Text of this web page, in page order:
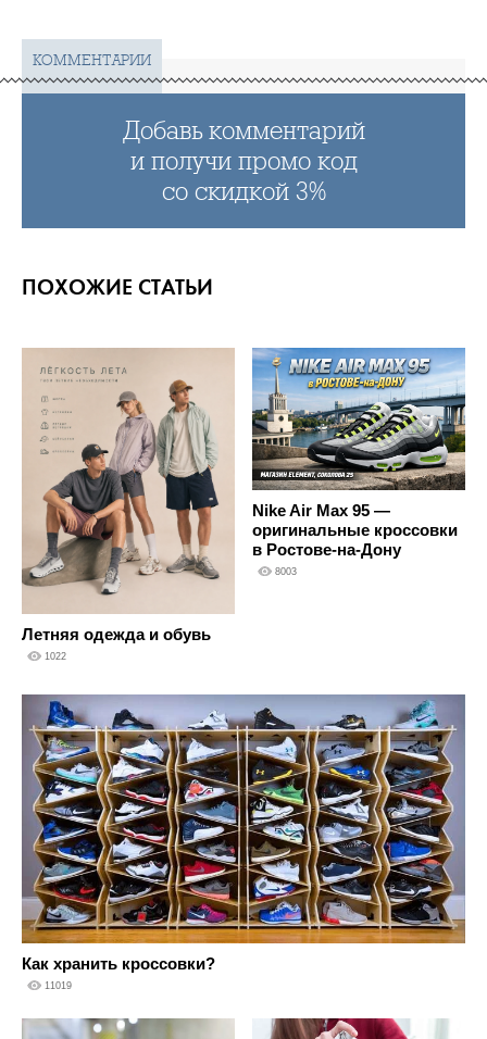
КОММЕНТАРИИ
Добавь комментарий
и получи промо код
со скидкой 3%
ПОХОЖИЕ СТАТЬИ
Летняя одежда и обувь
1022
Nike Air Max 95 —
оригинальные кроссовки
в Ростове-на-Дону
8003
Как хранить кроссовки?
11019